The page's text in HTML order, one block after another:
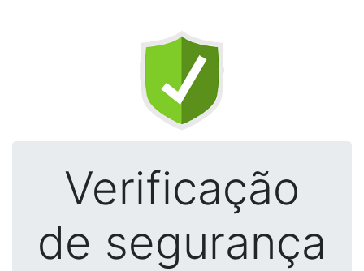
Verificação
de segurança